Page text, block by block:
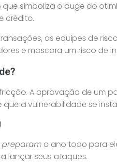
simboliza o auge do
crédito.
as equipes de
e mascara um risco de
A aprovação de um
a vulnerabilidade se
preparam o ano todo para
lançar seus ataques.